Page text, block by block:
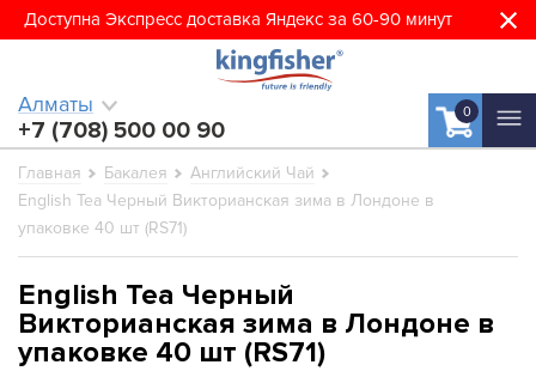
Доступна Экспресс доставка Яндекс за 60-90 минут
0
Алматы
+7 (708) 500 00 90
Главная Бакалея
Английский Чай
English Tea Черный Викторианская зима в Лондоне в
упаковке 40 шт (RS71)
English Tea Черный
Викторианская зима в Лондоне в
упаковке 40 шт (RS71)